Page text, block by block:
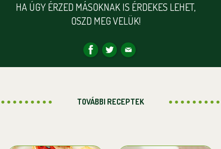
HA ÚGY ÉRZED MÁSOKNAK IS ÉRDEKES LEHET,
OSZD MEG VELÜK!
TOVÁBBI RECEPTEK